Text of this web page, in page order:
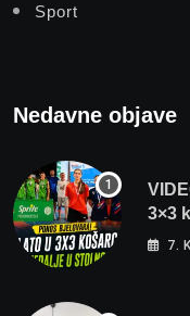
Sport
Nedavne objave
3×3
7.